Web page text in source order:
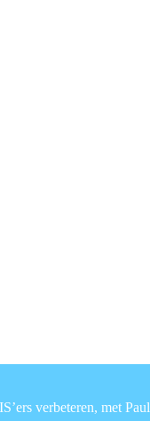
verbeteren, met